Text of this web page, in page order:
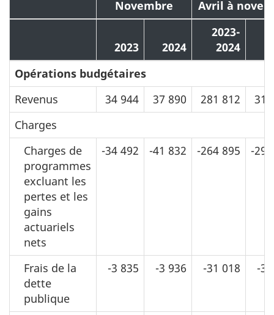
Novembre Avril à
2023 2024
2023-
2024
Opérations budgétaires
Revenus
34 944 37 890 281 812
Charges
Charges de
programmes
excluant les
pertes et les
gains
actuariels
nets
-34 492 -41 832 -264 895 -
Frais de la
dette
publique
-3 835 -3 936 -31 018 -